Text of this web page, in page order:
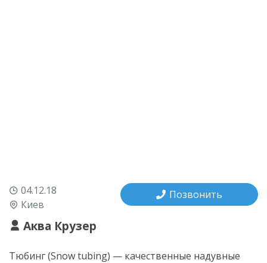
04.12.18
Киев
Аква Крузер
Позвонить
Тюбинг (Snow tubing) — качественные надувные